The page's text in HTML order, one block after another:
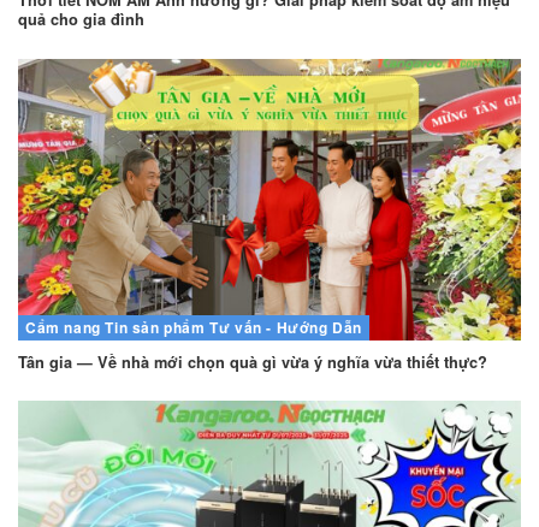
quả cho gia đình
Cẩm nang Tin sản phẩm Tư vấn - Hướng Dẫn
Tân gia — Về nhà mới chọn quà gì vừa ý nghĩa vừa thiết thực?